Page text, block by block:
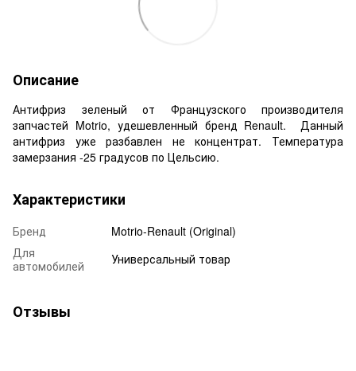
Описание
Антифриз зеленый от Французского производителя
запчастей Motrio, удешевленный бренд Renault. Данный
антифриз уже разбавлен не концентрат. Температура
замерзания -25 градусов по Цельсию.
Характеристики
Бренд
Motrio-Renault (Original)
Для
автомобилей
Универсальный товар
Отзывы